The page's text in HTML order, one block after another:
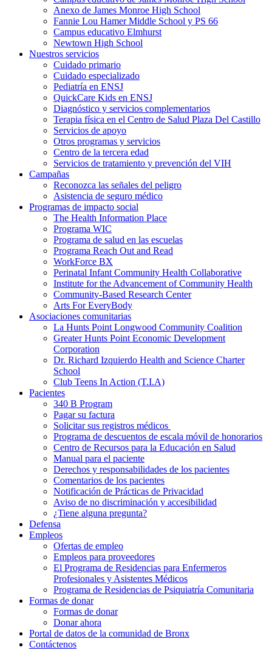
Anexo de James Monroe High School
Fannie Lou Hamer Middle School y PS 66
Campus educativo Elmhurst
Newtown High School
Nuestros servicios
Cuidado primario
Cuidado especializado
Pediatría en ENSJ
QuickCare Kids en ENSJ
Diagnóstico y servicios complementarios
Terapia física en el Centro de Salud Plaza Del Castillo
Servicios de apoyo
Otros programas y servicios
Centro de la tercera edad
Servicios de tratamiento y prevención del VIH
Campañas
Reconozca las señales del peligro
Asistencia de seguro médico
Programas de impacto social
The Health Information Place
Programa WIC
Programa de salud en las escuelas
Programa Reach Out and Read
WorkForce BX
Perinatal Infant Community Health Collaborative
Institute for the Advancement of Community Health
Community-Based Research Center
Arts For EveryBody
Asociaciones comunitarias
La Hunts Point Longwood Community Coalition
Greater Hunts Point Economic Development
Corporation
Dr. Richard Izquierdo Health and Science Charter
School
Club Teens In Action (T.I.A)
Pacientes
340 B Program
Pagar su factura
Solicitar sus registros médicos
Programa de descuentos de escala móvil de honorarios
Centro de Recursos para la Educación en Salud
Manual para el paciente
Derechos y responsabilidades de los pacientes
Comentarios de los pacientes
Notificación de Prácticas de Privacidad
Aviso de no discriminación y accesibilidad
¿Tiene alguna pregunta?
Defensa
Empleos
Ofertas de empleo
Empleos para proveedores
El Programa de Residencias para Enfermeros
Profesionales y Asistentes Médicos
Programa de Residencias de Psiquiatría Comunitaria
Formas de donar
Formas de donar
Donar ahora
Portal de datos de la comunidad de Bronx
Contáctenos